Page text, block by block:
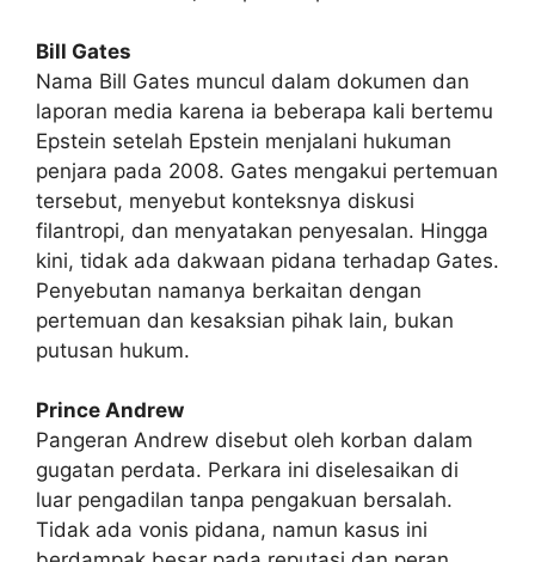
Bill Gates
Nama Bill Gates muncul dalam dokumen dan
laporan media karena ia beberapa kali bertemu
Epstein setelah Epstein menjalani hukuman
penjara pada 2008. Gates mengakui pertemuan
tersebut, menyebut konteksnya diskusi
filantropi, dan menyatakan penyesalan. Hingga
kini, tidak ada dakwaan pidana terhadap Gates.
Penyebutan namanya berkaitan dengan
pertemuan dan kesaksian pihak lain, bukan
putusan hukum.
Prince Andrew
Pangeran Andrew disebut oleh korban dalam
gugatan perdata. Perkara ini diselesaikan di
luar pengadilan tanpa pengakuan bersalah.
Tidak ada vonis pidana, namun kasus ini